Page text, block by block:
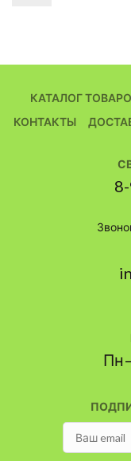
КАТАЛОГ
КОНТАКТЫ